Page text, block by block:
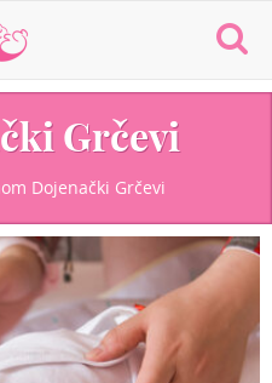
Grčevi
Dojenački Grčevi